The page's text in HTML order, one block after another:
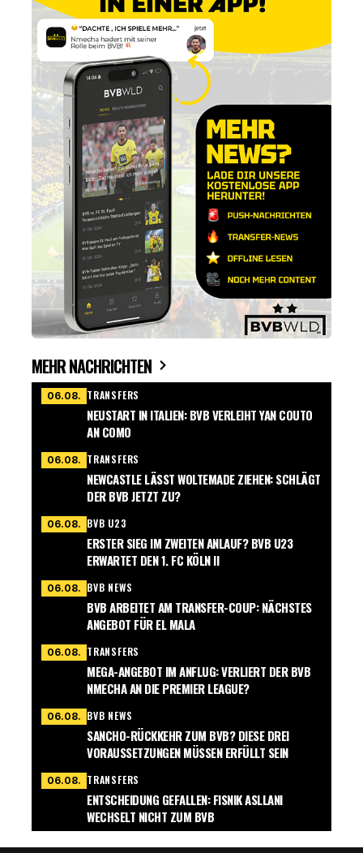
MEHR NACHRICHTEN
06.08. TRANSFERS
NEUSTART IN ITALIEN: BVB VERLEIHT YAN COUTO
AN COMO
06.08. TRANSFERS
NEWCASTLE LÄSST WOLTEMADE ZIEHEN: SCHLÄGT
DER BVB JETZT ZU?
06.08. BVB U23
ERSTER SIEG IM ZWEITEN ANLAUF? BVB U23
ERWARTET DEN 1. FC KÖLN II
06.08. BVB NEWS
BVB ARBEITET AM TRANSFER-COUP: NÄCHSTES
ANGEBOT FÜR EL MALA
06.08. TRANSFERS
MEGA-ANGEBOT IM ANFLUG: VERLIERT DER BVB
NMECHA AN DIE PREMIER LEAGUE?
06.08. BVB NEWS
SANCHO-RÜCKKEHR ZUM BVB? DIESE DREI
VORAUSSETZUNGEN MÜSSEN ERFÜLLT SEIN
06.08. TRANSFERS
ENTSCHEIDUNG GEFALLEN: FISNIK ASLLANI
WECHSELT NICHT ZUM BVB